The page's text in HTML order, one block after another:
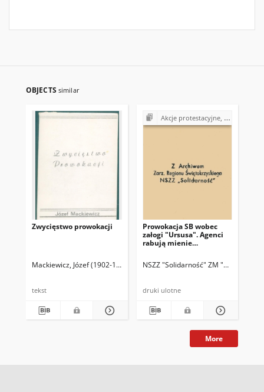
OBJECTS similar
Zwycięstwo prowokacji
Mackiewicz, Józef (1902-1985)
tekst
Akcje protestacyjne, strajki w Polsce (1980-1981)
Prowokacja SB wobec
załogi "Ursusa". Agenci
rabują mienie
NSZZ "Solidarność" ZM "Ursus"
druki ulotne
More